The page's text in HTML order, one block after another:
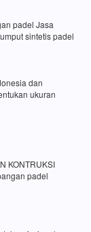
padel Jasa
sintetis padel
dan
ukuran
KONTRUKSI
padel